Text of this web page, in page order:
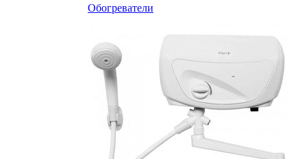
Обогреватели